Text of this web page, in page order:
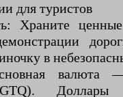
для туристов
Храните
в
валюта —